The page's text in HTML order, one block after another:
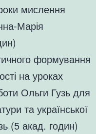
мислення
Марія
формування
на уроках
Ольги Гузь для
та української
(5 акад. годин)